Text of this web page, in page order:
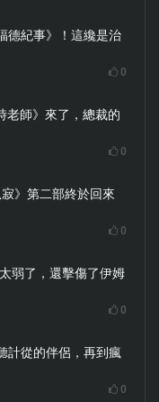
德紀事》！這纔是治
0
老師》來了，總裁的
0
》第二部終於回來
0
弱了，還擊傷了伊姆
0
計從的伴侶，再到瘋
0